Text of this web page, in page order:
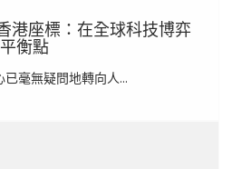
港座標：在全球科技博弈
衡點
毫無疑問地轉向人...